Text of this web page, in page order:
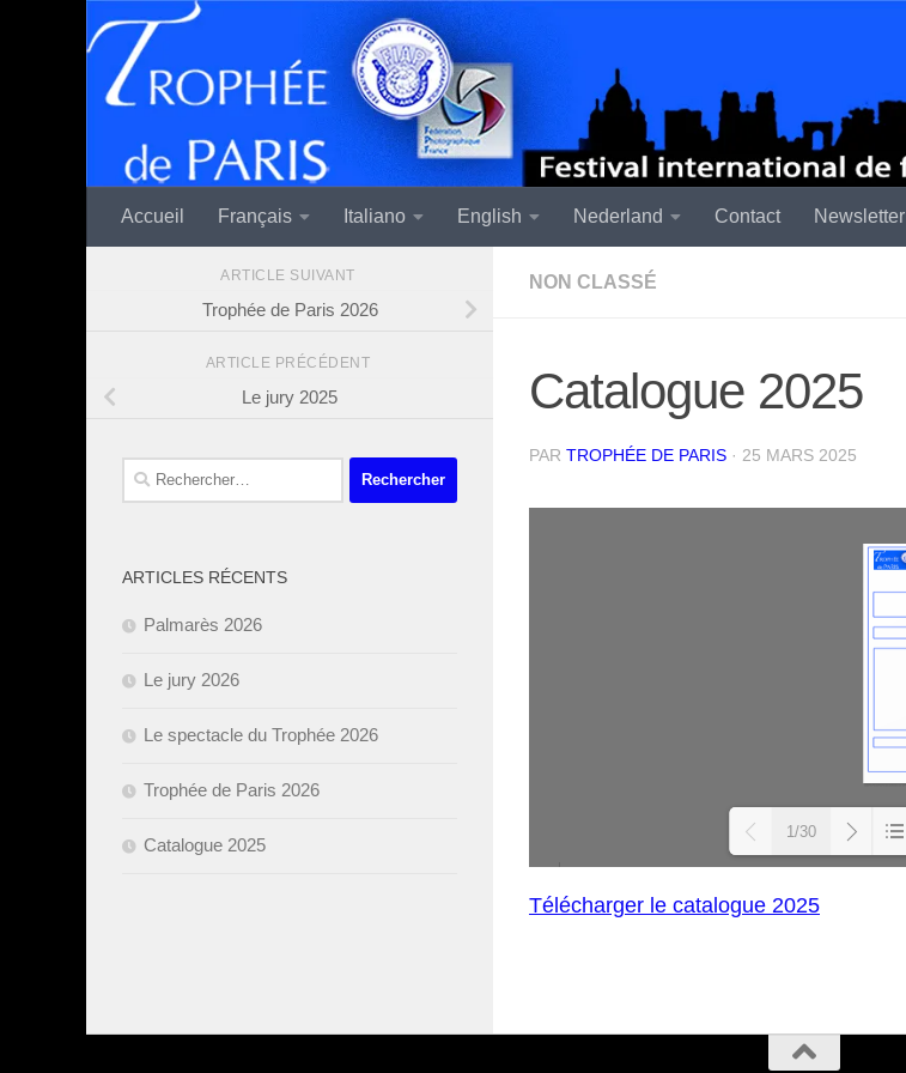
Skip to content
Accueil Français Italiano English Nederland Contact Newsletter
NON CLASSÉ
Catalogue 2025
PAR TROPHÉE DE PARIS · 25 MARS 2025
1/30
Télécharger le catalogue 2025
ARTICLE SUIVANT
Trophée de Paris 2026
ARTICLE PRÉCÉDENT
Le jury 2025
Rechercher :
ARTICLES RÉCENTS
Palmarès 2026
Le jury 2026
Le spectacle du Trophée 2026
Trophée de Paris 2026
Catalogue 2025